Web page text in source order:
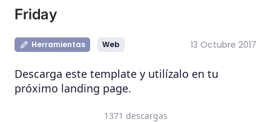
Friday
Herramientas Web 13 Octubre 2017
Descarga este template y utilízalo en tu
próximo landing page.
1371 descargas